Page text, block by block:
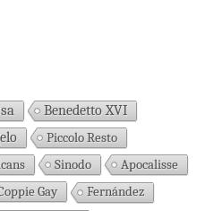
Benedetto XVI
Piccolo Resto
Sinodo
Apocalisse
Gay
Fernández